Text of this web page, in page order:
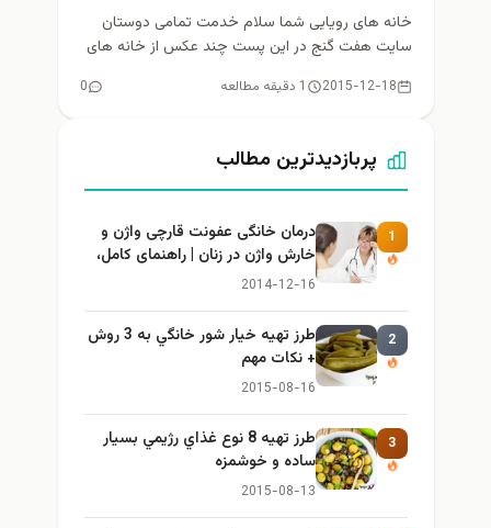
خانه های رویایی شما سلام خدمت تمامی دوستان
سایت هفت گنج در این پست چند عکس از خانه های
2015-12-18 1 دقیقه مطالعه 0
پربازدیدترین مطالب
1
درمان خانگی عفونت قارچی واژن و
خارش واژن در زنان | راهنمای کامل،
ایمن و کاربردی
2014-12-16
2
طرز تهيه خیار شور خانگي به 3 روش
+ نكات مهم
2015-08-16
3
طرز تهيه 8 نوع غذاي رژيمي بسيار
ساده و خوشمزه
2015-08-13